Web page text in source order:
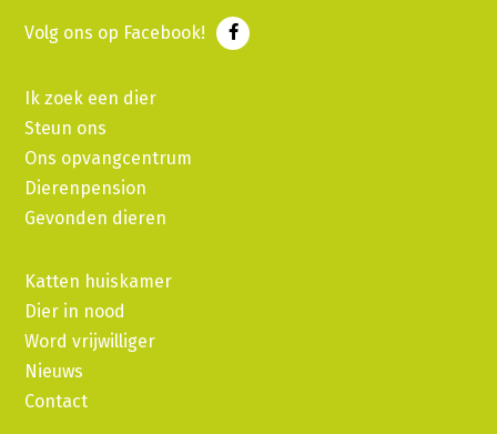
Volg ons op Facebook!
Ik zoek een dier
Steun ons
Ons opvangcentrum
Dierenpension
Gevonden dieren
Katten huiskamer
Dier in nood
Word vrijwilliger
Nieuws
Contact